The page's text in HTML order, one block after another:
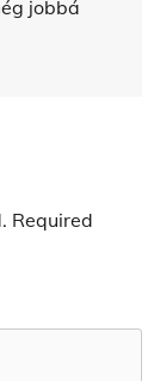
jobbá
Required